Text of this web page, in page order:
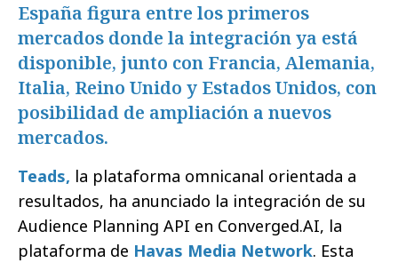
España figura entre los primeros
mercados donde la integración ya está
disponible, junto con Francia, Alemania,
Italia, Reino Unido y Estados Unidos, con
posibilidad de ampliación a nuevos
mercados.
Teads, la plataforma omnicanal orientada a
resultados, ha anunciado la integración de su
Audience Planning API en Converged.AI, la
plataforma de Havas Media Network. Esta